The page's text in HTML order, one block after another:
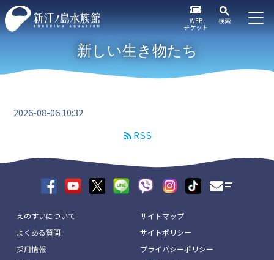
WEB
チケット
検索
新しい生き物たち
2026-08-06 10:32
RSS
えのすいについて
よくある質問
採用情報
サイトマップ
サイトポリシー
プライバシーポリシー